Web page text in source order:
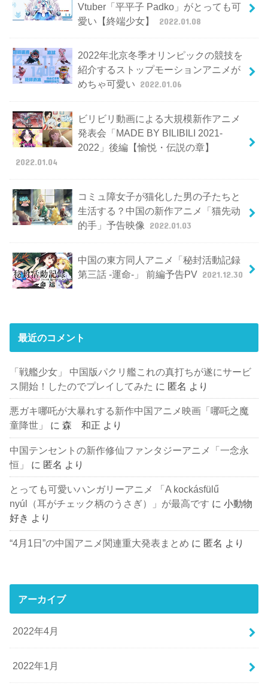
Vtuber「平平子 Padko」がとっても可
愛い【終端少女】
2022.01.08
2022年北京冬季オリンピックの競技を
紹介するストップモーションアニメが
めちゃ可愛い 2022.01.06
ビリビリ動画による大規模新作アニメ
発表会「MADE BY BILIBILI 2021-
2022」後編【愉悦・伝説の章】
2022.01.04
コミュ障女子が猫化した男の子たちと
生活する？中国の新作アニメ「猫先动
的手」予告映像
2022.01.03
中国の東方同人アニメ「秘封活動記録
第三話 -運命-」 前編予告PV 2021.12.30
最近のコメント
「戦艦少女」 中国版パクリ艦これの真打ちが遂にサービ
ス開始！したのでプレイしてみた に 匿名 より
悪ガキ哪吒が大暴れする新作中国アニメ映画「哪吒之魔
童降世」
に森 和正 より
中国テンセントの新作修仙ファンタジーアニメ「一念永
恒」
に 匿名 より
とっても可愛いハンガリーアニメ 「A kockásfülű
nyúl（耳がチェック柄のうさぎ）」が最高です に小動物
好き より
“4月1日”の中国アニメ関連重大発表まとめ に 匿名 より
アーカイブ
2022年4月
2022年1月